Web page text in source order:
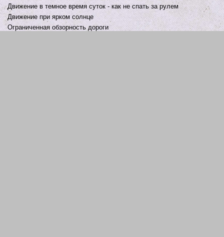
Движение в темное время суток - как не спать за рулем
Движение при ярком солнце
Ограниченная обзорность дороги